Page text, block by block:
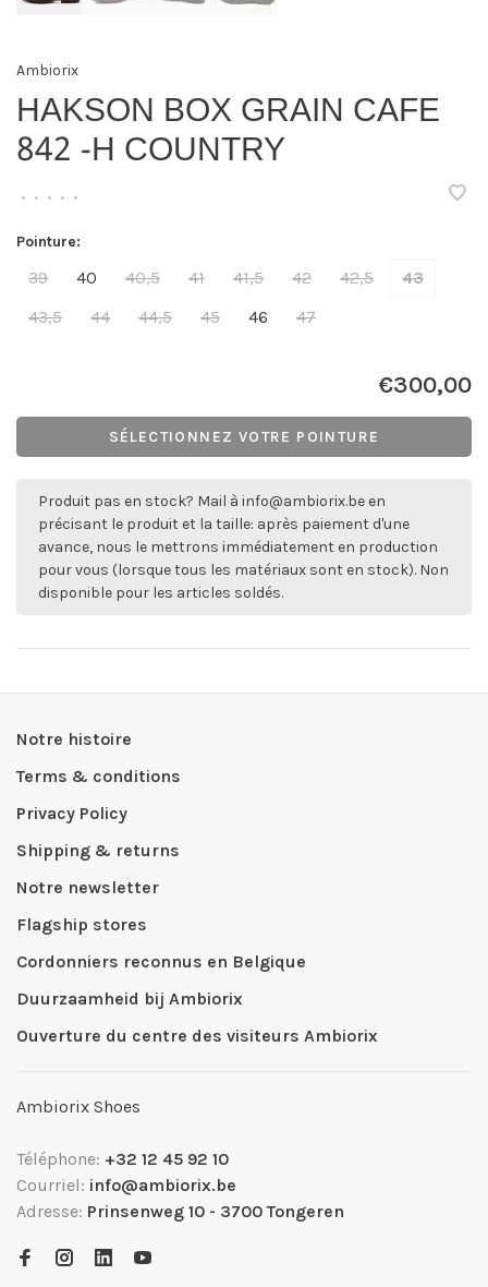
Ambiorix
HAKSON BOX GRAIN CAFE
842 -H COUNTRY
• • • • •
Pointure:
39 40 40,5 41 41,5 42 42,5
43
43,5
44 44,5 45 46 47
€300,00
SÉLECTIONNEZ VOTRE POINTURE
Produit pas en stock? Mail à info@ambiorix.be en
précisant le produit et la taille: après paiement d'une
avance, nous le mettrons immédiatement en production
pour vous (lorsque tous les matériaux sont en stock). Non
disponible pour les articles soldés.
Notre histoire
Terms & conditions
Privacy Policy
Shipping & returns
Notre newsletter
Flagship stores
Cordonniers reconnus en Belgique
Duurzaamheid bij Ambiorix
Ouverture du centre des visiteurs Ambiorix
Ambiorix Shoes
Téléphone: +32 12 45 92 10
Courriel: info@ambiorix.be
Adresse: Prinsenweg 10 - 3700 Tongeren